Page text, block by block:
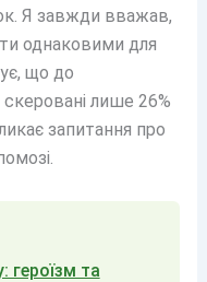
Я завжди вважав,
однаковими для
що до
скеровані лише 26%
запитання про
героїзм та